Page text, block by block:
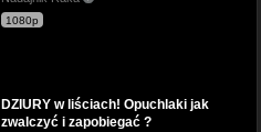
1080p
DZIURY w liściach! Opuchlaki jak
zwalczyć i zapobiegać ?